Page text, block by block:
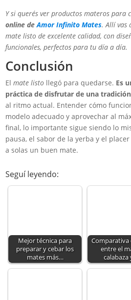
Y si querés ver productos materos para
online deAmor Infinito Mates. Allí vas
mate listo de excelente calidad, con
funcionales, perfectos para tu día a día.
Conclusión
Elmate listo llegó para quedarse. Es
práctica de disfrutar de una
al ritmo actual. Entender cómo
modelo adecuado y aprovechar al
final, lo importante sigue siendo lo
pausa, el sabor de la yerba y el
a solas un buen mate.
Seguí leyendo:
Mejor técnica para
preparar y cebar los
mates más…
Comparativa
entre el
calabaza